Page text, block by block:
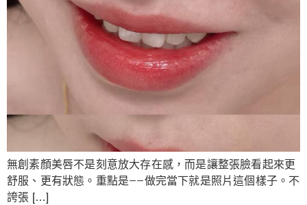
無創素顏美唇不是刻意放大存在感，而是讓整張臉看起來更
舒服、更有狀態。重點是——做完當下就是照片這個樣子。不
誇張 […]